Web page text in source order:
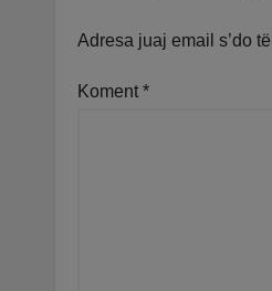
Adresa juaj email s’do
Koment *